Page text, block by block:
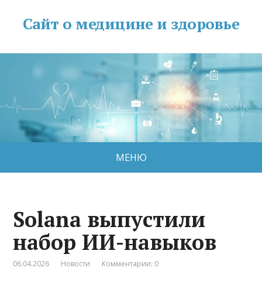
Сайт о медицине и здоровье
МЕНЮ
Solana выпустили
набор ИИ-навыков
06.04.2026 Новости Комментарии: 0